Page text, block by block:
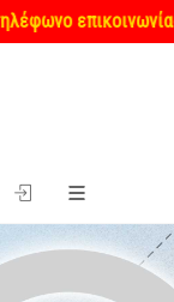
επικοινωνίας
Αναζήτηση
Είσοδος